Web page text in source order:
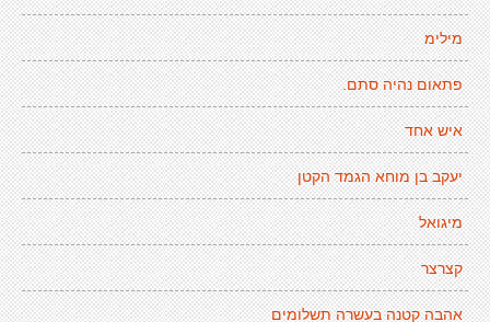
מילימ
פתאום נהיה סתם.
איש אחד
יעקב בן מוחא הגמד הקטן
מיגואל
קצרצר
אהבה קטנה בעשרה תשלומים